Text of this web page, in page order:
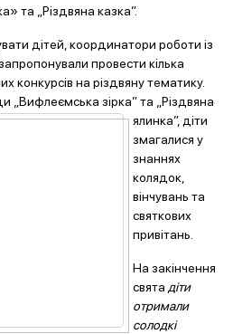
та „Різдвяна казка”.
дітей, координатори роботи із
провести кілька
конкурсів на різдвяну тематику.
„Вифлеємська зірка” та „Різдвяна
ялинка”, діти
змагалися у
знаннях
колядок,
вінчувань та
святкових
привітань.
На закінчення
свята діти
отримали
солодкі